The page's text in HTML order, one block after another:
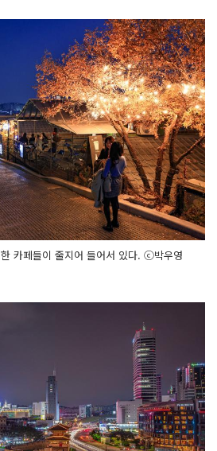
카페들이 줄지어 들어서 있다. ⓒ박우영